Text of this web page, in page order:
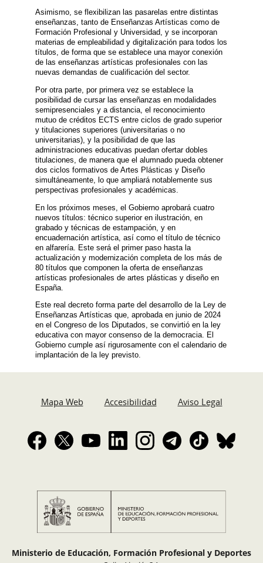
Asimismo, se flexibilizan las pasarelas entre distintas
enseñanzas, tanto de Enseñanzas Artísticas como de
Formación Profesional y Universidad, y se incorporan
materias de empleabilidad y digitalización para todos los
títulos, de forma que se establece una mayor conexión
de las enseñanzas artísticas profesionales con las
nuevas demandas de cualificación del sector.
Por otra parte, por primera vez se establece la
posibilidad de cursar las enseñanzas en modalidades
semipresenciales y a distancia, el reconocimiento
mutuo de créditos ECTS entre ciclos de grado superior
y titulaciones superiores (universitarias o no
universitarias), y la posibilidad de que las
administraciones educativas puedan ofertar dobles
titulaciones, de manera que el alumnado pueda obtener
dos ciclos formativos de Artes Plásticas y Diseño
simultáneamente, lo que ampliará notablemente sus
perspectivas profesionales y académicas.
En los próximos meses, el Gobierno aprobará cuatro
nuevos títulos: técnico superior en ilustración, en
grabado y técnicas de estampación, y en
encuadernación artística, así como el título de técnico
en alfarería. Este será el primer paso hasta la
actualización y modernización completa de los más de
80 títulos que componen la oferta de enseñanzas
artísticas profesionales de artes plásticas y diseño en
España.
Este real decreto forma parte del desarrollo de la Ley de
Enseñanzas Artísticas que, aprobada en junio de 2024
en el Congreso de los Diputados, se convirtió en la ley
educativa con mayor consenso de la democracia. El
Gobierno cumple así rigurosamente con el calendario de
implantación de la ley previsto.
Mapa Web Accesibilidad Aviso Legal
Ministerio de Educación, Formación Profesional y Deportes